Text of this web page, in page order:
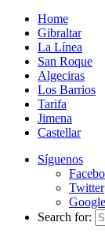
Home
Gibraltar
La Línea
San Roque
Algeciras
Los Barrios
Tarifa
Jimena
Castellar
Síguenos
Twitter
Search for: